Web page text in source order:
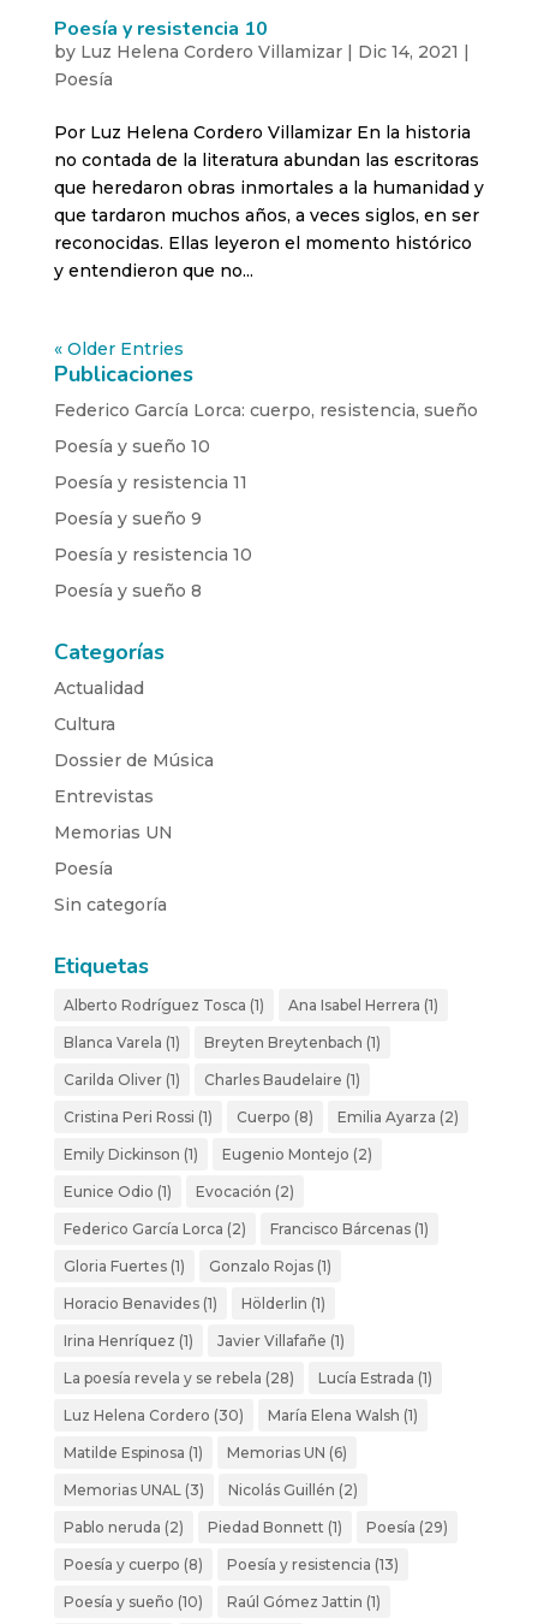
Poesía y resistencia 10
by Luz Helena Cordero Villamizar| Dic 14, 2021 |
Poesía
Por Luz Helena Cordero Villamizar En la historia
no contada de la literatura abundan las escritoras
que heredaron obras inmortales a la humanidad y
que tardaron muchos años, a veces siglos, en ser
reconocidas. Ellas leyeron el momento histórico
y entendieron que no...
« Older Entries
Publicaciones
Federico García Lorca: cuerpo, resistencia, sueño
Poesía y sueño 10
Poesía y resistencia 11
Poesía y sueño 9
Poesía y resistencia 10
Poesía y sueño 8
Categorías
Actualidad
Cultura
Dossier de Música
Entrevistas
Memorias UN
Poesía
Sin categoría
Etiquetas
Alberto Rodríguez Tosca (1) Ana Isabel Herrera (1)
Blanca Varela (1) Breyten Breytenbach (1)
Carilda Oliver(1) Charles Baudelaire (1)
Cristina Peri Rossi (1) Cuerpo (8) Emilia Ayarza (2)
Emily Dickinson (1) Eugenio Montejo (2)
Eunice Odio (1) Evocación (2)
Federico García Lorca (2) Francisco Bárcenas(1)
Gloria Fuertes(1) Gonzalo Rojas(1)
Horacio Benavides(1) Hölderlin (1)
Irina Henríquez (1) Javier Villafañe (1)
La poesía revela y se rebela (28) Lucía Estrada (1)
Luz Helena Cordero (30) María Elena Walsh (1)
Matilde Espinosa (1) Memorias UN (6)
Memorias UNAL(3) Nicolás Guillén (2)
Pablo neruda (2) Piedad Bonnett (1) Poesía (29)
Poesía y cuerpo (8) Poesía y resistencia (13)
Poesía y sueño (10) Raúl Gómez Jattin (1)